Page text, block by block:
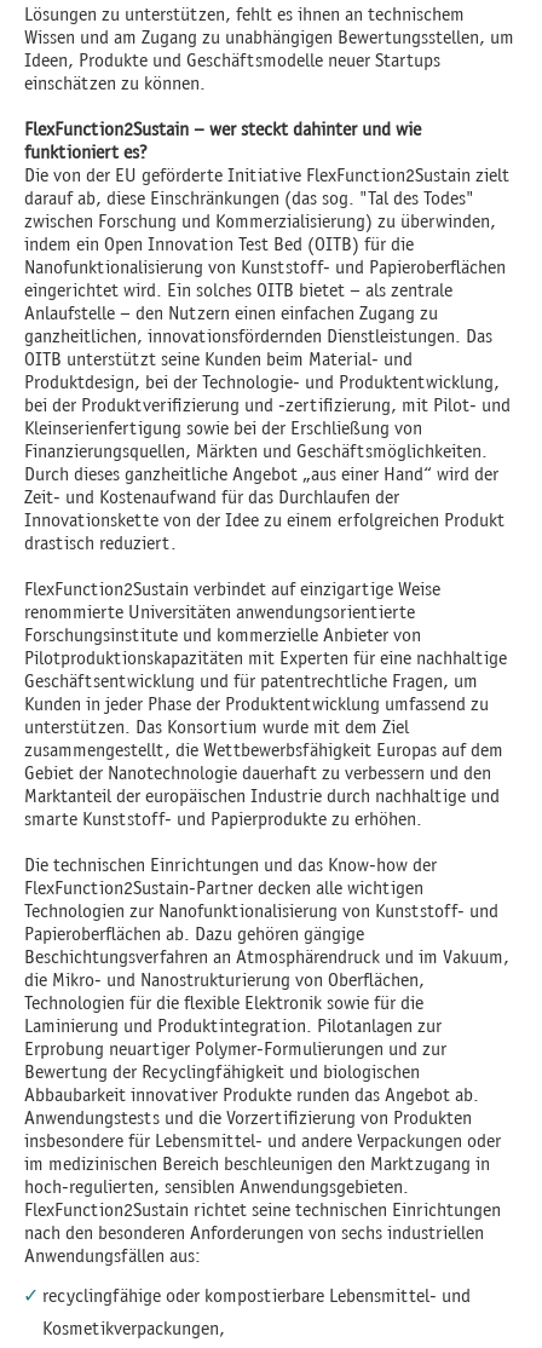
Lösungen zu unterstützen, fehlt es ihnen an technischem
Wissen und am Zugang zu unabhängigen Bewertungsstellen, um
Ideen, Produkte und Geschäftsmodelle neuer Startups
einschätzen zu können.
FlexFunction2Sustain – wer steckt dahinter und wie
funktioniert es?
Die von der EU geförderte Initiative FlexFunction2Sustain zielt
darauf ab, diese Einschränkungen (das sog. "Tal des Todes"
zwischen Forschung und Kommerzialisierung) zu überwinden,
indem ein Open Innovation Test Bed (OITB) für die
Nanofunktionalisierung von Kunststoff- und Papieroberflächen
eingerichtet wird. Ein solches OITB bietet – als zentrale
Anlaufstelle – den Nutzern einen einfachen Zugang zu
ganzheitlichen, innovationsfördernden Dienstleistungen. Das
OITB unterstützt seine Kunden beim Material- und
Produktdesign, bei der Technologie- und Produktentwicklung,
bei der Produktverifizierung und -zertifizierung, mit Pilot- und
Kleinserienfertigung sowie bei der Erschließung von
Finanzierungsquellen, Märkten und Geschäftsmöglichkeiten.
Durch dieses ganzheitliche Angebot „aus einer Hand“ wird der
Zeit- und Kostenaufwand für das Durchlaufen der
Innovationskette von der Idee zu einem erfolgreichen Produkt
drastisch reduziert.
FlexFunction2Sustain verbindet auf einzigartige Weise
renommierte Universitäten anwendungsorientierte
Forschungsinstitute und kommerzielle Anbieter von
Pilotproduktionskapazitäten mit Experten für eine nachhaltige
Geschäftsentwicklung und für patentrechtliche Fragen, um
Kunden in jeder Phase der Produktentwicklung umfassend zu
unterstützen. Das Konsortium wurde mit dem Ziel
zusammengestellt, die Wettbewerbsfähigkeit Europas auf dem
Gebiet der Nanotechnologie dauerhaft zu verbessern und den
Marktanteil der europäischen Industrie durch nachhaltige und
smarte Kunststoff- und Papierprodukte zu erhöhen.
Die technischen Einrichtungen und das Know-how der
FlexFunction2Sustain-Partner decken alle wichtigen
Technologien zur Nanofunktionalisierung von Kunststoff- und
Papieroberflächen ab. Dazu gehören gängige
Beschichtungsverfahren an Atmosphärendruck und im Vakuum,
die Mikro- und Nanostrukturierung von Oberflächen,
Technologien für die flexible Elektronik sowie für die
Laminierung und Produktintegration. Pilotanlagen zur
Erprobung neuartiger Polymer-Formulierungen und zur
Bewertung der Recyclingfähigkeit und biologischen
Abbaubarkeit innovativer Produkte runden das Angebot ab.
Anwendungstests und die Vorzertifizierung von Produkten
insbesondere für Lebensmittel- und andere Verpackungen oder
im medizinischen Bereich beschleunigen den Marktzugang in
hoch-regulierten, sensiblen Anwendungsgebieten.
FlexFunction2Sustain richtet seine technischen Einrichtungen
nach den besonderen Anforderungen von sechs industriellen
Anwendungsfällen aus:
recyclingfähige oder kompostierbare Lebensmittel- und
Kosmetikverpackungen,